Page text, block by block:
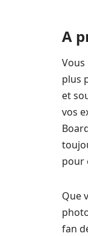
A
Vous
plus
et
vos
pour
Que
fan